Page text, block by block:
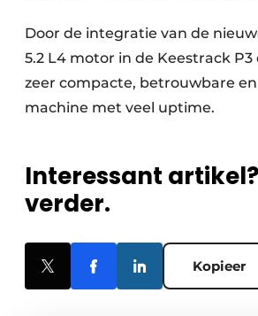
Door de integratie van de
5.2 L4 motor in de Keestrack
zeer compacte, betrouwbare
machine met veel uptime.
Interessant
verder.
Kopieer